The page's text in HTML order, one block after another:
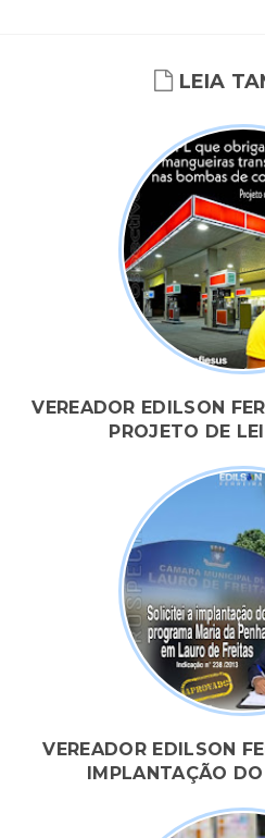
LEIA
VEREADOR EDILSON
PROJETO DE
VEREADOR EDILSON
IMPLANTAÇÃO